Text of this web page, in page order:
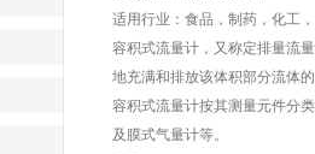
适用行业：食品，制药，化工
容积式流量计，又称定排量流
地充满和排放该体积部分流体
容积式流量计按其测量元件分
及膜式气量计等。